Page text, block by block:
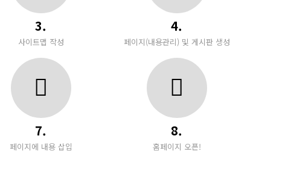
3.
사이트맵 작성
4.
페이지(내용관리) 및 게시판 생성
7.
페이지에 내용 삽입
8.
홈페이지 오픈!